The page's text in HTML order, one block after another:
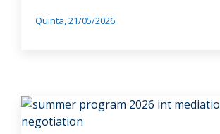
Quinta, 21/05/2026